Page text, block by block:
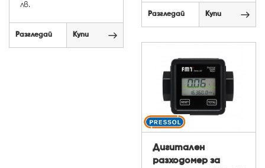
лв.
Разгледай Купи
Разгледай Купи
Дигитален
разходомер за